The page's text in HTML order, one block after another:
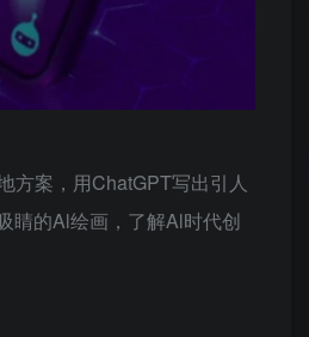
方案，用ChatGPT写出引人
睛的Al绘画，了解Al时代创